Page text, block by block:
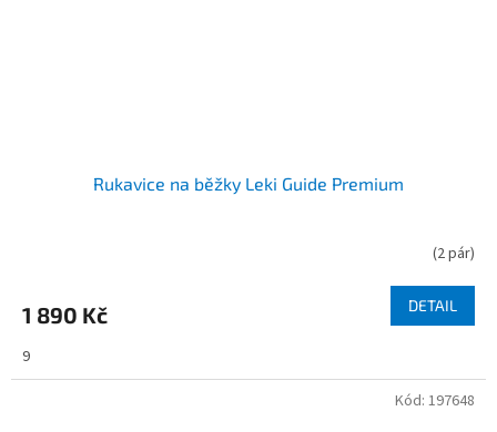
Rukavice na běžky Leki Guide Premium
(2 pár)
1 890 Kč DETAIL
9
Kód: 197648